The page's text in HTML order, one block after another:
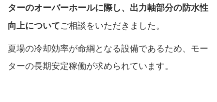
ターのオーバーホールに際し、出力軸部分の防水性
向上についてご相談をいただきました。
夏場の冷却効率が命綱となる設備であるため、モー
ターの長期安定稼働が求められています。